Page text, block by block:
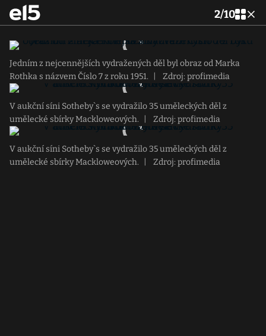
2/10
Jedním z nejcennějších vydražených děl byl obraz od Marka
Rothka s názvem Číslo 7 z roku 1951.
Zdroj: profimedia
V aukční síni Sotheby`s se vydražilo 35 uměleckých děl z
umělecké sbírky Mackloweových.
Zdroj: profimedia
V aukční síni Sotheby`s se vydražilo 35 uměleckých děl z
umělecké sbírky Mackloweových.
Zdroj: profimedia